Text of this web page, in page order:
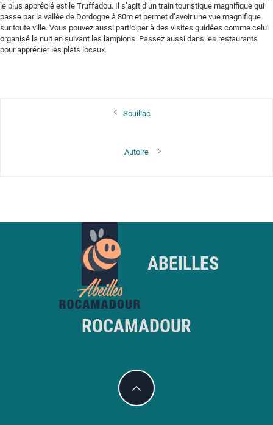
le plus apprécié est le Truffadou. Il s’agit d’un train touristique magnifique qui
passe par la vallée de Dordogne à 80m et permet d’avoir une vue magnifique
sur toute ville. Vous pouvez aussi participer à des visites guidées comme celui
organisé la nuit en suivant les lampions. Passez aussi dans les restaurants
pour apprécier les plats locaux.
Previous
Souillac
Next
Autoire
ABEILLES
ROCAMADOUR